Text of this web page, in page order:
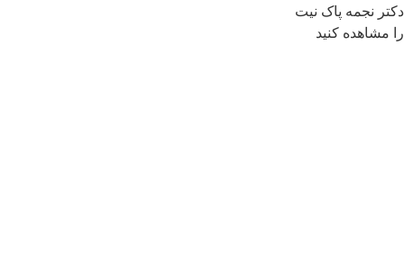
نجمه پاک نیت
مشاهده کنید